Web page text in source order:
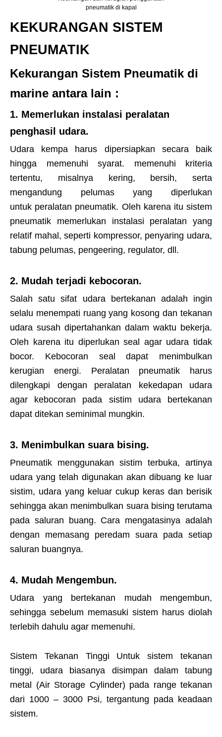
pneumatik di kapal
KEKURANGAN SISTEM
PNEUMATIK
Kekurangan Sistem Pneumatik di
marine antara lain :
1. Memerlukan instalasi peralatan
penghasil udara.
Udara kempa harus dipersiapkan secara baik
hingga memenuhi syarat. memenuhi kriteria
tertentu, misalnya kering, bersih, serta
mengandung pelumas yang diperlukan
untuk peralatan pneumatik. Oleh karena itu sistem
pneumatik memerlukan instalasi peralatan yang
relatif mahal, seperti kompressor, penyaring udara,
tabung pelumas, pengeering, regulator, dll.
2. Mudah terjadi kebocoran.
Salah satu sifat udara bertekanan adalah ingin
selalu menempati ruang yang kosong dan tekanan
udara susah dipertahankan dalam waktu bekerja.
Oleh karena itu diperlukan seal agar udara tidak
bocor. Kebocoran seal dapat menimbulkan
kerugian energi. Peralatan pneumatik harus
dilengkapi dengan peralatan kekedapan udara
agar kebocoran pada sistim udara bertekanan
dapat ditekan seminimal mungkin.
3. Menimbulkan suara bising.
Pneumatik menggunakan sistim terbuka, artinya
udara yang telah digunakan akan dibuang ke luar
sistim, udara yang keluar cukup keras dan berisik
sehingga akan menimbulkan suara bising terutama
pada saluran buang. Cara mengatasinya adalah
dengan memasang peredam suara pada setiap
saluran buangnya.
4. Mudah Mengembun.
Udara yang bertekanan mudah mengembun,
sehingga sebelum memasuki sistem harus diolah
terlebih dahulu agar memenuhi.
Sistem Tekanan Tinggi Untuk sistem tekanan
tinggi, udara biasanya disimpan dalam tabung
metal (Air Storage Cylinder) pada range tekanan
dari 1000 – 3000 Psi, tergantung pada keadaan
sistem.